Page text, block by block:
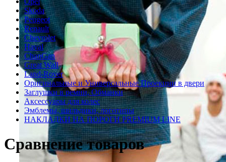
Skoda
Peugeot
Renault
Chevrolet
Haval
ChanGan
Great Wall
Land-Rover
Оригинальные и Универсальные Проекции в двери
Заглушки в ремни, Обманки
Аксессуары для колес
Эмблемы, шильдики, логотипы
НАКЛАДКИ НА ПОРОГИ PREMIUM LINE
Сравнение товаров